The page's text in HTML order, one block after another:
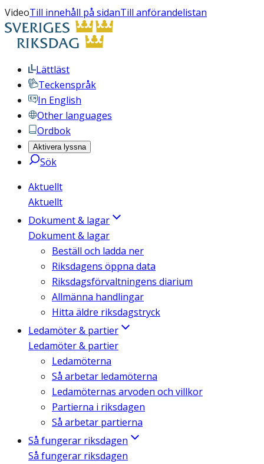
VideoTill innehåll på sidanTill anförandelistan
Lättläst
Teckenspråk
In English
Other languages
Ordbok
Aktivera lyssna
Sök
Aktuellt
Aktuellt
Dokument & lagar
Dokument & lagar
Beställ och ladda ner
Riksdagens öppna data
Riksdagsförvaltningens diarium
Allmänna handlingar
Hitta äldre riksdagstryck
Ledamöter & partier
Ledamöter & partier
Ledamöterna
Så arbetar ledamöterna
Ledamöternas arvoden och villkor
Partierna i riksdagen
Så arbetar partierna
Så fungerar riksdagen
Så fungerar riksdagen